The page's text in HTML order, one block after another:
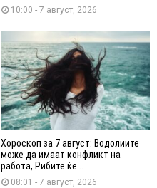
10:00 - 7 август, 2026
Хороскоп за 7 август: Водолиите
може да имаат конфликт на
работа, Рибите ќе...
08:01 - 7 август, 2026